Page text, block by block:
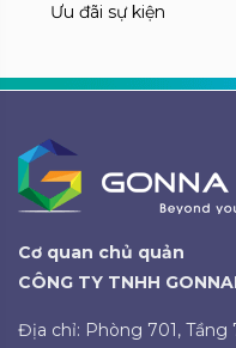
Ưu đãi sự kiện
Cơ quan chủ quản
CÔNG TY TNHH
Địa chỉ: Phòng 701, Tầng